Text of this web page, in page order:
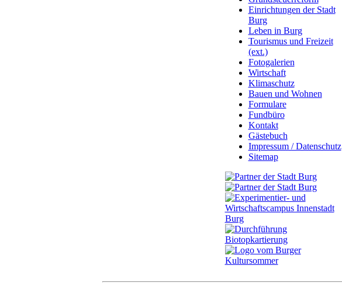
Einrichtungen der Stadt
Burg
Leben in Burg
Tourismus und Freizeit
(ext.)
Fotogalerien
Wirtschaft
Klimaschutz
Bauen und Wohnen
Formulare
Fundbüro
Kontakt
Gästebuch
Impressum / Datenschutz
Sitemap